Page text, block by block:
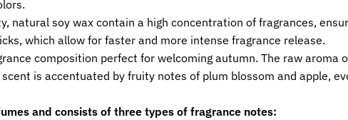
natural soy wax contain a high concentration of fragrances,
which allow for faster and more intense fragrance release.
composition perfect for welcoming autumn. The raw
is accentuated by fruity notes of plum blossom and apple,
and consists of three types of fragrance notes: